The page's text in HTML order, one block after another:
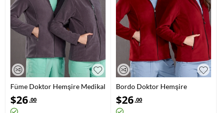
Füme Doktor Hemşire Medikal
Polar Ceket Polar Kumaş
$26.00
Bordo Doktor Hemşire
Medikal Polar Ceket Polar
Kumaş
$26.00